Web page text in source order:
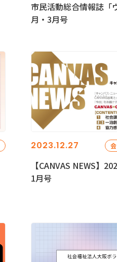
市民活動総合情報誌「
月・3月号
2023.12.27
【CANVAS NEWS】
1月号